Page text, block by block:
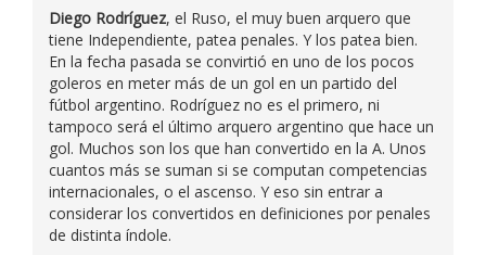
Diego Rodríguez, el Ruso, el muy buen arquero que
tiene Independiente, patea penales. Y los patea bien.
En la fecha pasada se convirtió en uno de los pocos
goleros en meter más de un gol en un partido del
fútbol argentino. Rodríguez no es el primero, ni
tampoco será el último arquero argentino que hace un
gol. Muchos son los que han convertido en la A. Unos
cuantos más se suman si se computan competencias
internacionales, o el ascenso. Y eso sin entrar a
considerar los convertidos en definiciones por penales
de distinta índole.